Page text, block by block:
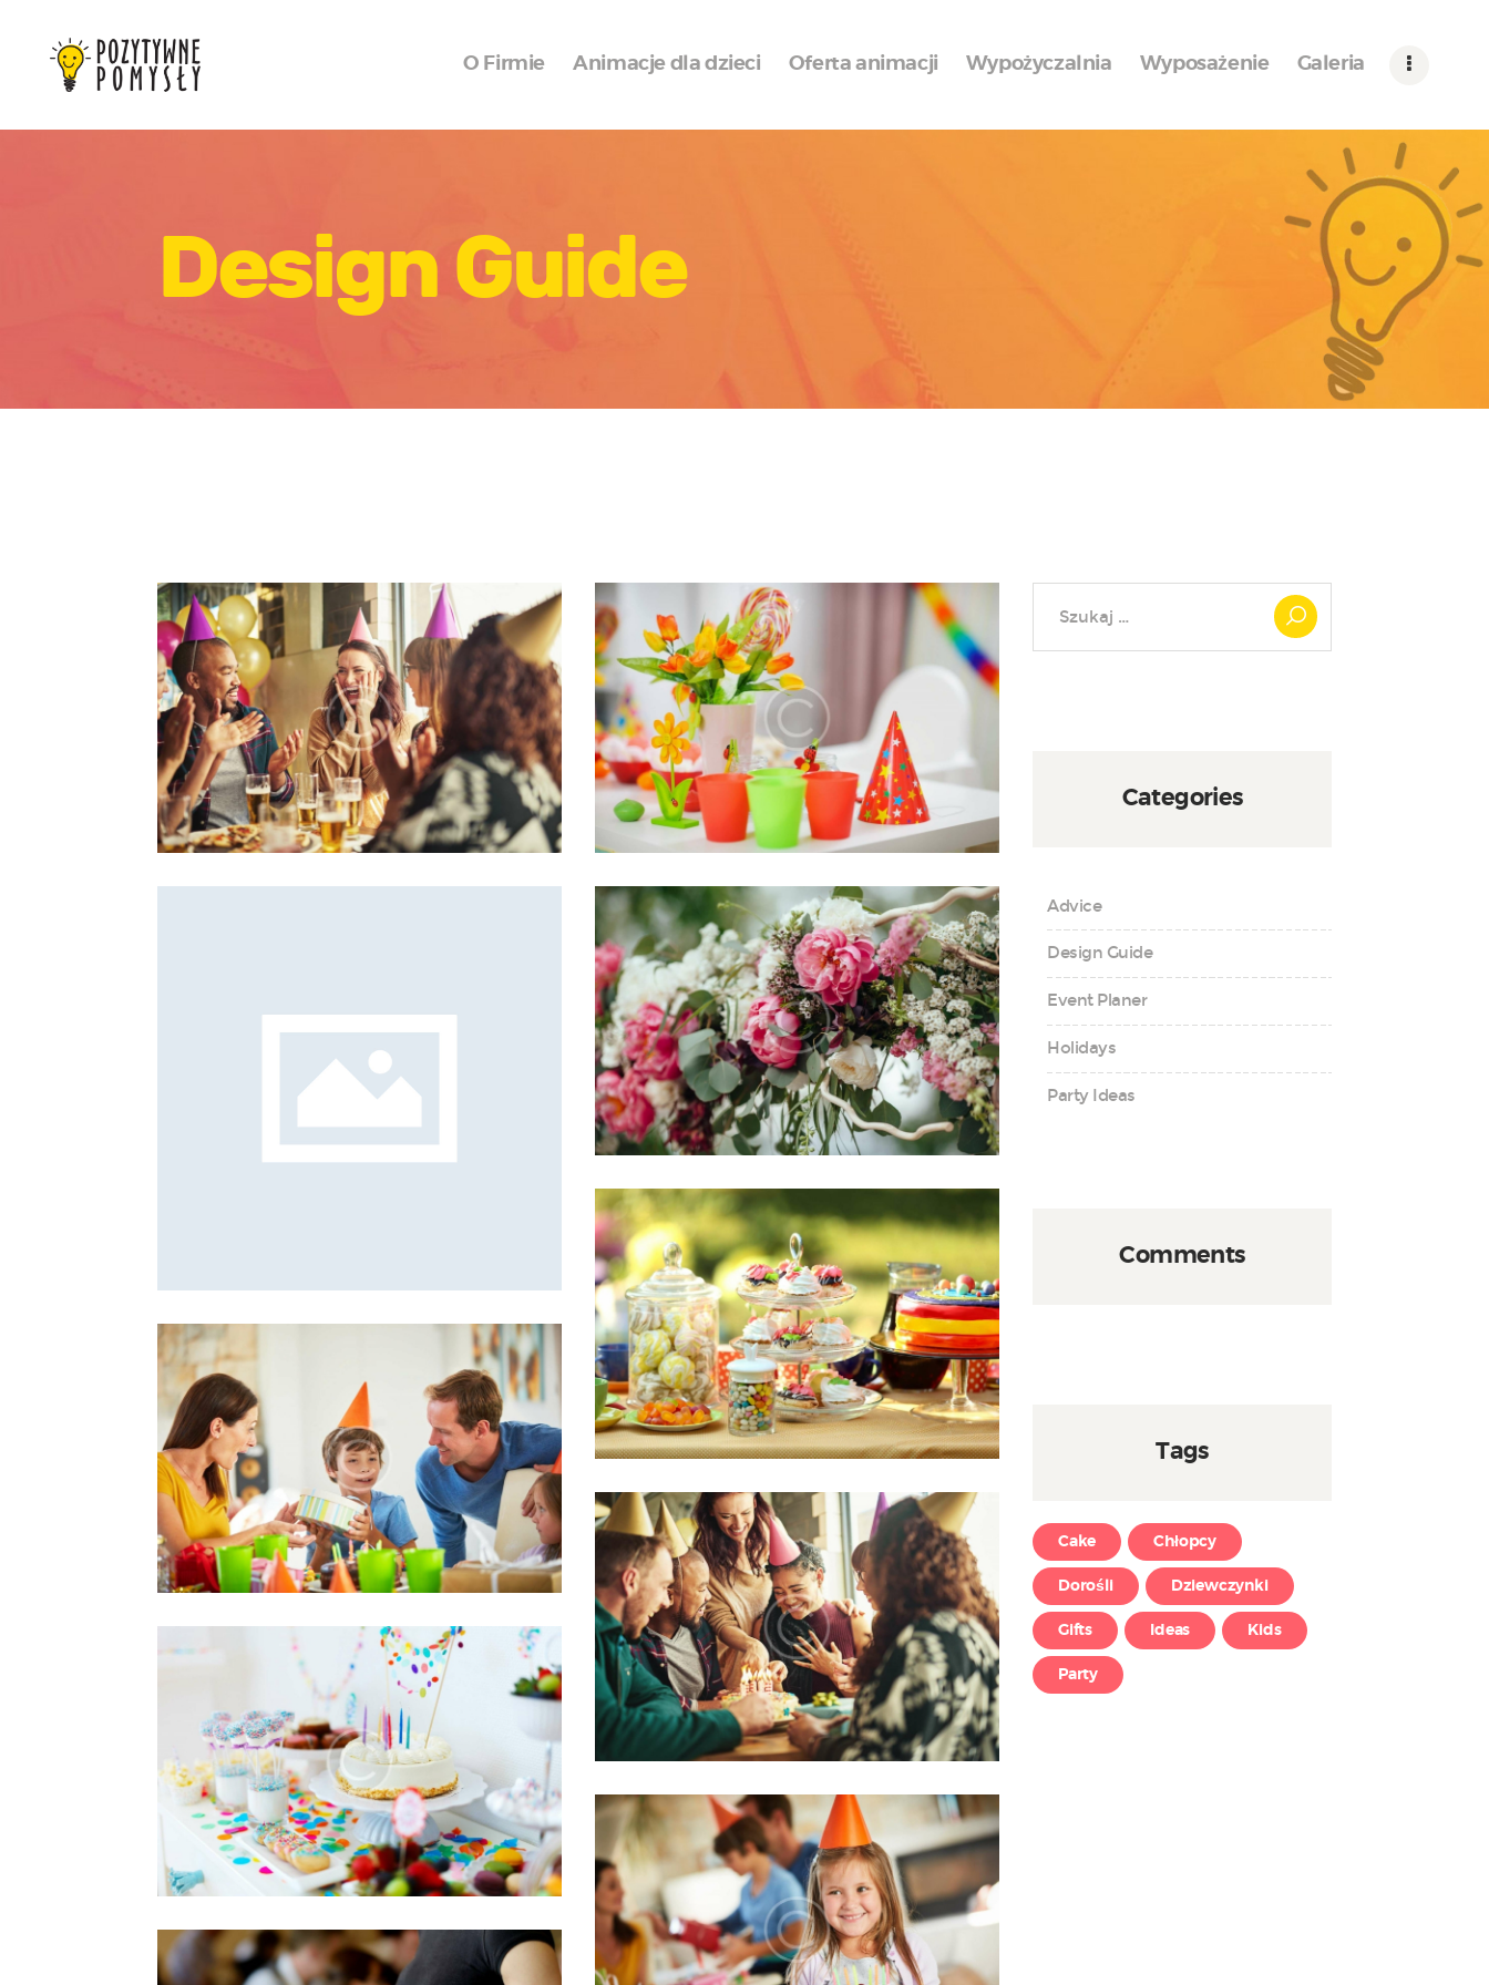
O Firmie Animacje dla dzieci Oferta animacji Wypożyczalnia Wyposażenie Galeria
Design Guide
Animacje dla dzieci
Oferta animacji
Wyposażenie
Galeria
Categories
Advice
Design Guide
Event Planer
Holidays
Party Ideas
Comments
Tags
Cake Chłopcy
Dorośli Dziewczynki
Gifts Ideas Kids
Party